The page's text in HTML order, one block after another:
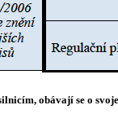
obávají se o